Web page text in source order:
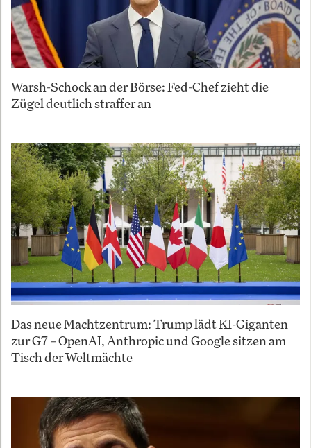
Warsh-Schock an der Börse: Fed-Chef zieht die
Zügel deutlich straffer an
Das neue Machtzentrum: Trump lädt KI-Giganten
zur G7 – OpenAI, Anthropic und Google sitzen am
Tisch der Weltmächte